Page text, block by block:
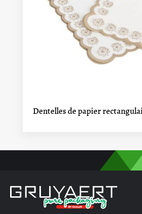
Dentelles de papier